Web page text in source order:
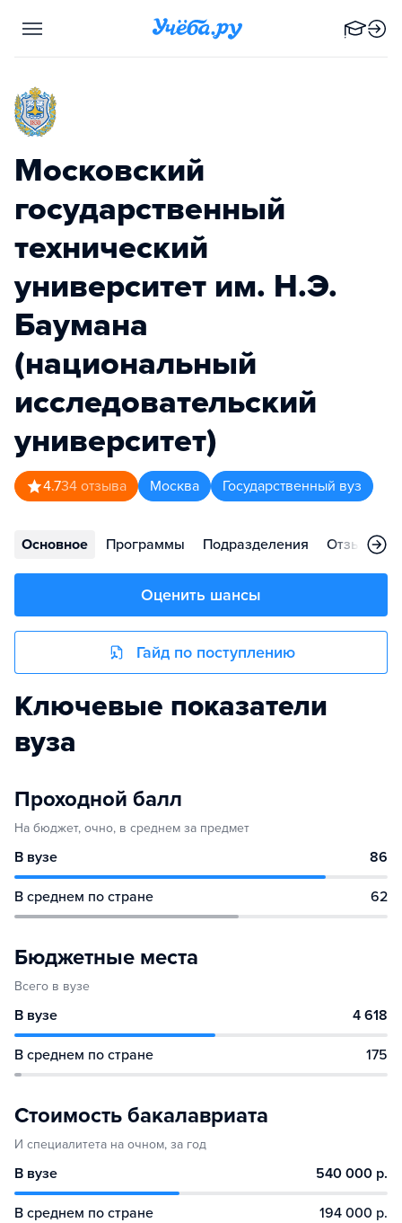
Московский
государственный
технический
университет им. Н.Э.
Баумана
(национальный
исследовательский
университет)
4.734 отзыва Москва Государственный вуз
Основное Программы Подразделения Отзывы
Оценить шансы
Гайд по поступлению
Ключевые показатели
вуза
Проходной балл
На бюджет, очно, в среднем за предмет
В вузе 86
В среднем по стране 62
Бюджетные места
Всего в вузе
В вузе 4 618
В среднем по стране 175
Стоимость бакалавриата
И специалитета на очном, за год
В вузе 540 000 р.
В среднем по стране 194 000 р.